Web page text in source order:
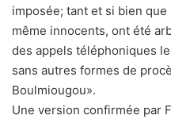
imposée; tant et si bien
même innocents, ont été
des appels téléphoniques
sans autres formes de
Boulmiougou».
Une version confirmée par